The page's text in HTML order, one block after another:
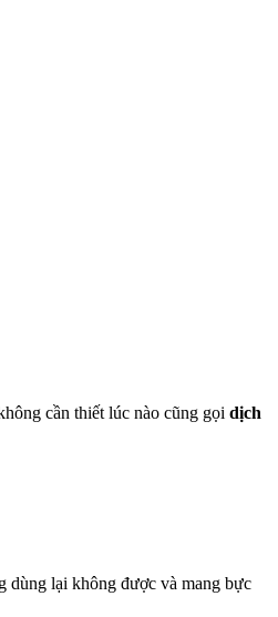
cần thiết lúc nào cũng gọi dịch
dùng lại không được và mang bực